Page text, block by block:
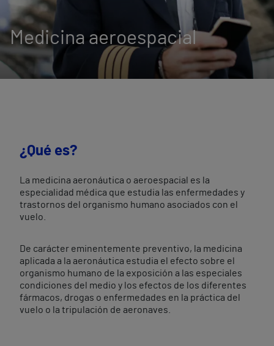
Medicina aeroespacial
¿Qué es?
La medicina aeronáutica o aeroespacial es la
especialidad médica que estudia las enfermedades y
trastornos del organismo humano asociados con el
vuelo.
De carácter eminentemente preventivo, la medicina
aplicada a la aeronáutica estudia el efecto sobre el
organismo humano de la exposición a las especiales
condiciones del medio y los efectos de los diferentes
fármacos, drogas o enfermedades en la práctica del
vuelo o la tripulación de aeronaves.